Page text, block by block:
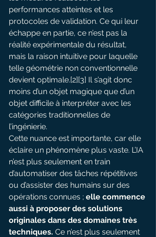
performances atteintes et les
protocoles de validation. Ce qui leur
échappe en partie, ce n’est pas la
réalité expérimentale du résultat,
mais la raison intuitive pour laquelle
telle géométrie non conventionnelle
devient optimale.[2][3] Il s’agit donc
moins d’un objet magique que d’un
objet difficile à interpréter avec les
catégories traditionnelles de
l’ingénierie.
Cette nuance est importante, car elle
éclaire un phénomène plus vaste. L’IA
n’est plus seulement en train
d’automatiser des tâches répétitives
ou d’assister des humains sur des
opérations connues ; elle commence
aussi à proposer des solutions
originales dans des domaines très
techniques. Ce n’est plus seulement